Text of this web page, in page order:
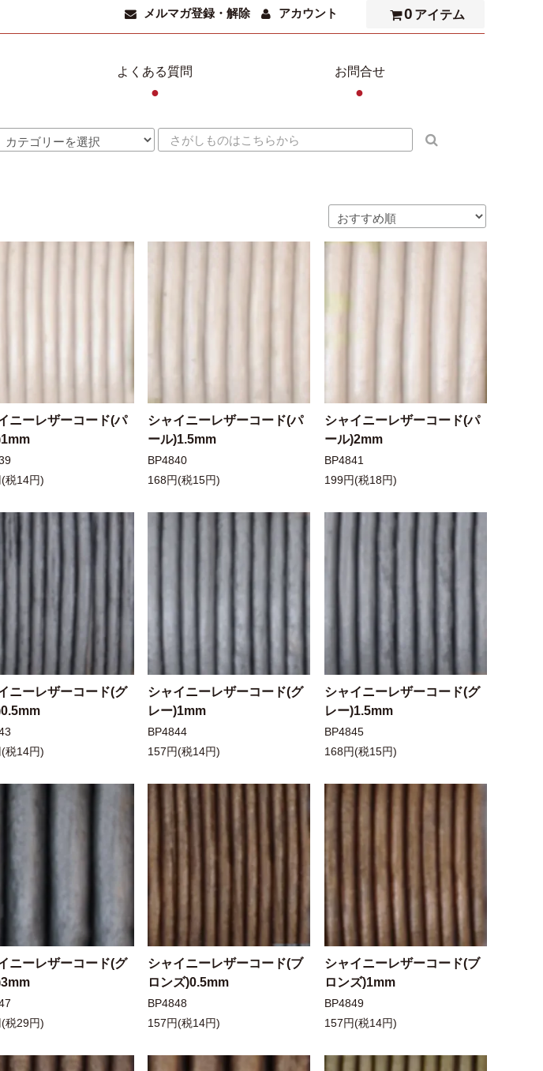
メルマガ登録・解除 アカウント 0 アイテム
よくある質問
●
お問合せ
●
ニーレザーコード(パ
税14円)
シャイニーレザーコード(パ
ール)1.5mm
BP4840
168円(税15円)
シャイニーレザーコード(パ
ール)2mm
BP4841
199円(税18円)
ニーレザーコード(グ
税14円)
シャイニーレザーコード(グ
レー)1mm
BP4844
157円(税14円)
シャイニーレザーコード(グ
レー)1.5mm
BP4845
168円(税15円)
ニーレザーコード(グ
税29円)
シャイニーレザーコード(ブ
ロンズ)0.5mm
BP4848
157円(税14円)
シャイニーレザーコード(ブ
ロンズ)1mm
BP4849
157円(税14円)